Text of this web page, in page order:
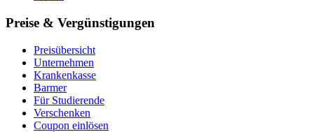
Preise & Vergünstigungen
Preisübersicht
Unternehmen
Krankenkasse
Barmer
Für Studierende
Ver­schen­ken
Coupon einlösen